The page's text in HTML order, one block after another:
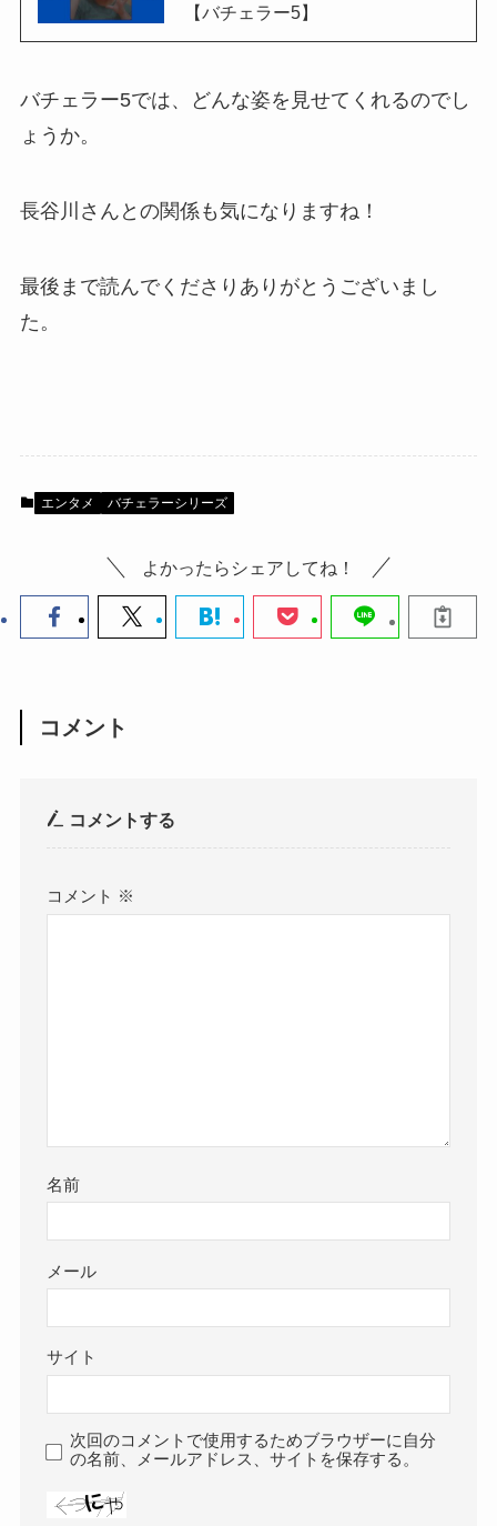
【バチェラー5】
バチェラー5では、どんな姿を見せてくれるのでし
ょうか。
長谷川さんとの関係も気になりますね！
最後まで読んでくださりありがとうございまし
た。
エンタメ バチェラーシリーズ
よかったらシェアしてね！
コメント
コメントする
コメント ※
名前
メール
サイト
次回のコメントで使用するためブラウザーに自分
の名前、メールアドレス、サイトを保存する。